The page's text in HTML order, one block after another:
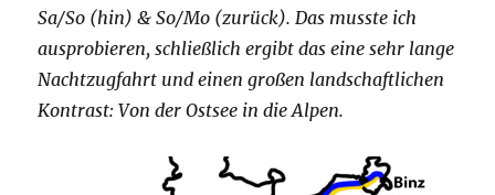
Sa/So (hin) & So/Mo (zurück). Das musste ich
ausprobieren, schließlich ergibt das eine sehr lange
Nachtzugfahrt und einen großen landschaftlichen
Kontrast: Von der Ostsee in die Alpen.